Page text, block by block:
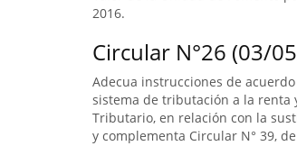
2016.
Circular N°26 (03/
Adecua instrucciones de
sistema de tributación a la renta
Tributario, en relación con la
y complementa Circular N° 39,